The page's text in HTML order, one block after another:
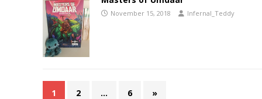
November 15, 2018 Infernal_Teddy
1 2 … 6 »